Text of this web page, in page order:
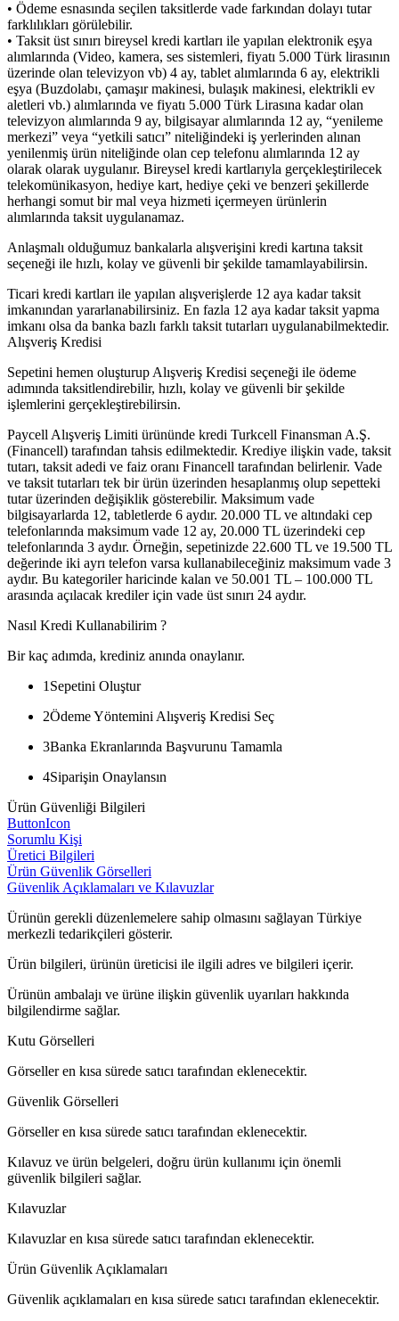
• Ödeme esnasında seçilen taksitlerde vade farkından dolayı tutar
farklılıkları görülebilir.
• Taksit üst sınırı bireysel kredi kartları ile yapılan elektronik eşya
alımlarında (Video, kamera, ses sistemleri, fiyatı 5.000 Türk lirasının
üzerinde olan televizyon vb) 4 ay, tablet alımlarında 6 ay, elektrikli
eşya (Buzdolabı, çamaşır makinesi, bulaşık makinesi, elektrikli ev
aletleri vb.) alımlarında ve fiyatı 5.000 Türk Lirasına kadar olan
televizyon alımlarında 9 ay, bilgisayar alımlarında 12 ay, “yenileme
merkezi” veya “yetkili satıcı” niteliğindeki iş yerlerinden alınan
yenilenmiş ürün niteliğinde olan cep telefonu alımlarında 12 ay
olarak olarak uygulanır. Bireysel kredi kartlarıyla gerçekleştirilecek
telekomünikasyon, hediye kart, hediye çeki ve benzeri şekillerde
herhangi somut bir mal veya hizmeti içermeyen ürünlerin
alımlarında taksit uygulanamaz.
Anlaşmalı olduğumuz bankalarla alışverişini kredi kartına taksit
seçeneği ile hızlı, kolay ve güvenli bir şekilde tamamlayabilirsin.
Ticari kredi kartları ile yapılan alışverişlerde 12 aya kadar taksit
imkanından yararlanabilirsiniz. En fazla 12 aya kadar taksit yapma
imkanı olsa da banka bazlı farklı taksit tutarları uygulanabilmektedir.
Alışveriş Kredisi
Sepetini hemen oluşturup Alışveriş Kredisi seçeneği ile ödeme
adımında taksitlendirebilir, hızlı, kolay ve güvenli bir şekilde
işlemlerini gerçekleştirebilirsin.
Paycell Alışveriş Limiti ürününde kredi Turkcell Finansman A.Ş.
(Financell) tarafından tahsis edilmektedir. Krediye ilişkin vade, taksit
tutarı, taksit adedi ve faiz oranı Financell tarafından belirlenir. Vade
ve taksit tutarları tek bir ürün üzerinden hesaplanmış olup sepetteki
tutar üzerinden değişiklik gösterebilir. Maksimum vade
bilgisayarlarda 12, tabletlerde 6 aydır. 20.000 TL ve altındaki cep
telefonlarında maksimum vade 12 ay, 20.000 TL üzerindeki cep
telefonlarında 3 aydır. Örneğin, sepetinizde 22.600 TL ve 19.500 TL
değerinde iki ayrı telefon varsa kullanabileceğiniz maksimum vade 3
aydır. Bu kategoriler haricinde kalan ve 50.001 TL – 100.000 TL
arasında açılacak krediler için vade üst sınırı 24 aydır.
Nasıl Kredi Kullanabilirim ?
Bir kaç adımda, krediniz anında onaylanır.
1 Sepetini Oluştur
2Ödeme Yöntemini Alışveriş Kredisi Seç
3Banka Ekranlarında Başvurunu Tamamla
4Siparişin Onaylansın
Ürün Güvenliği Bilgileri
ButtonIcon
Sorumlu Kişi
Üretici Bilgileri
Ürün Güvenlik Görselleri
Güvenlik Açıklamaları ve Kılavuzlar
Ürünün gerekli düzenlemelere sahip olmasını sağlayan Türkiye
merkezli tedarikçileri gösterir.
Ürün bilgileri, ürünün üreticisi ile ilgili adres ve bilgileri içerir.
Ürünün ambalajı ve ürüne ilişkin güvenlik uyarıları hakkında
bilgilendirme sağlar.
Kutu Görselleri
Görseller en kısa sürede satıcı tarafından eklenecektir.
Güvenlik Görselleri
Görseller en kısa sürede satıcı tarafından eklenecektir.
Kılavuz ve ürün belgeleri, doğru ürün kullanımı için önemli
güvenlik bilgileri sağlar.
Kılavuzlar
Kılavuzlar en kısa sürede satıcı tarafından eklenecektir.
Ürün Güvenlik Açıklamaları
Güvenlik açıklamaları en kısa sürede satıcı tarafından eklenecektir.